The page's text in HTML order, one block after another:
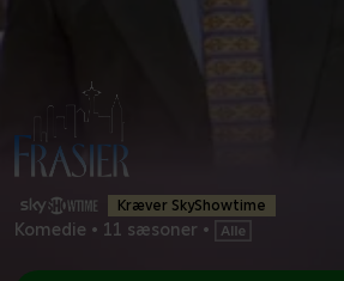
Kræver SkyShowtime
Komedie • 11 sæsoner •